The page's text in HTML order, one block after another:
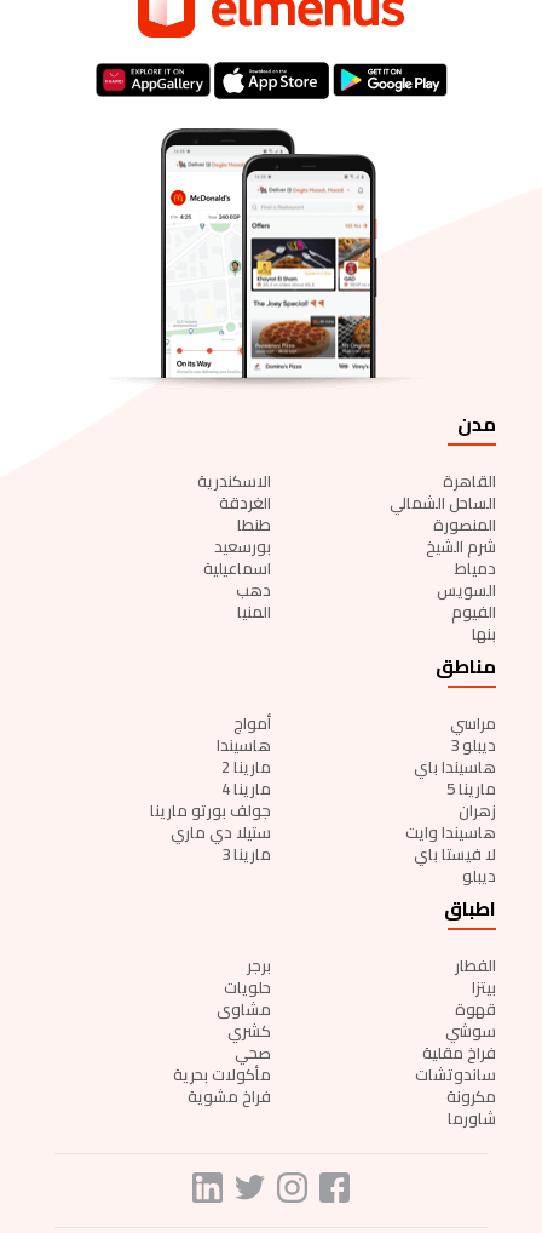
مدن
القاهرة الاسكندرية
الساحل الشمالي الغردقة
المنصورة طنطا
شرم الشيخ بورسعيد
دمياط اسماعيلية
السويس دهب
الفيوم المنيا
بنها
مناطق
مراسي أمواج
ديبلو 3 هاسيندا
هاسيندا باي مارينا 2
مارينا 5 مارينا 4
زهران جولف بورتو مارينا
هاسيندا وايت ستيلا دي ماري
لا فيستا باي مارينا 3
ديبلو
اطباق
الفطار برجر
بيتزا حلويات
قهوة مشاوى
سوشي كشري
فراخ مقلية صحي
ساندوتشات مأكولات بحرية
مكرونة فراخ مشوية
شاورما